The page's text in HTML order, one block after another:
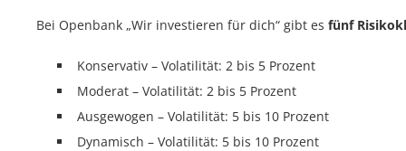
Bei Openbank „Wir investieren für dich“ gibt es fünf
Konservativ – Volatilität: 2 bis 5 Prozent
Moderat – Volatilität: 2 bis 5 Prozent
Ausgewogen – Volatilität: 5 bis 10 Prozent
Dynamisch – Volatilität: 5 bis 10 Prozent